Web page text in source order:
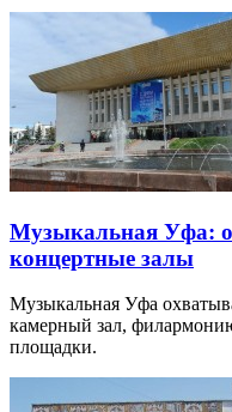
Музыкальная Уфа:
концертные залы
Музыкальная Уфа
камерный зал,
площадки.